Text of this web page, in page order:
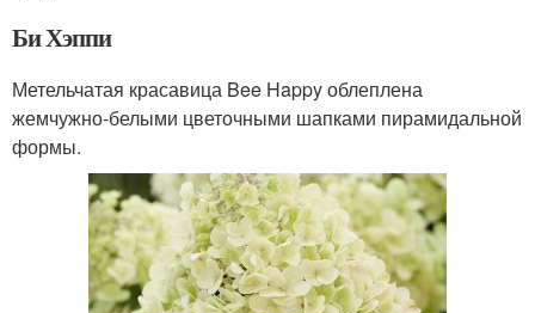
Би Хэппи
Метельчатая красавица Bee Happy облеплена
жемчужно-белыми цветочными шапками пирамидальной
формы.